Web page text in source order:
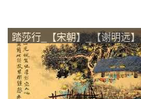
踏莎行_【宋朝】_【谢明远】